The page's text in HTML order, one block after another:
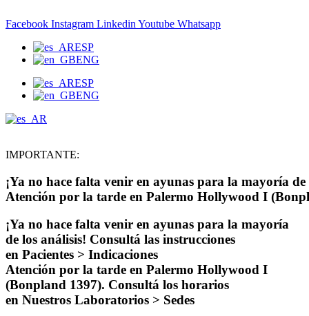
al
Facebook Instagram Linkedin Youtube Whatsapp
ESP
ENG
ESP
ENG
IMPORTANTE:
¡Ya no hace falta venir en ayunas para la mayoría
Atención por la tarde en Palermo Hollywood I
¡Ya no hace falta venir en ayunas para la mayoría
de los análisis! Consultá las instrucciones
en Pacientes > Indicaciones
Atención por la tarde en Palermo Hollywood I
(Bonpland 1397). Consultá los horarios
en Nuestros Laboratorios > Sedes